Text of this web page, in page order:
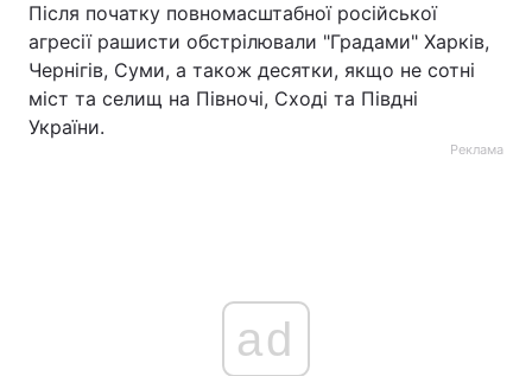
Після початку повномасштабної російської
агресії рашисти обстрілювали "Градами" Харків,
Чернігів, Суми, а також десятки, якщо не сотні
міст та селищ на Півночі, Сході та Півдні
України.
Реклама
ad